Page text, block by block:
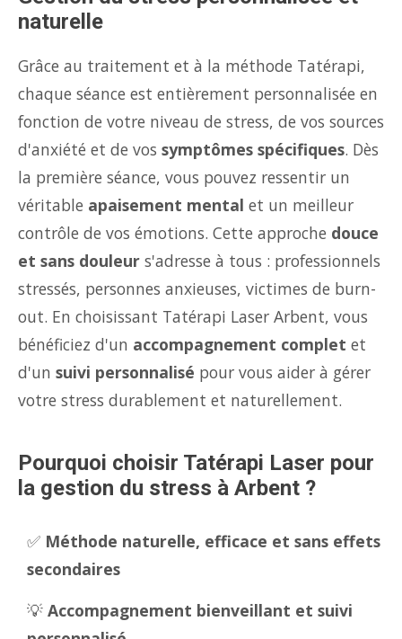
naturelle
Grâce au traitement et à la méthode Tatérapi,
chaque séance est entièrement personnalisée en
fonction de votre niveau de stress, de vos sources
d'anxiété et de vos symptômes spécifiques. Dès
la première séance, vous pouvez ressentir un
véritable apaisement mental et un meilleur
contrôle de vos émotions. Cette approche douce
et sans douleur s'adresse à tous : professionnels
stressés, personnes anxieuses, victimes de burn-
out. En choisissant Tatérapi Laser Arbent, vous
bénéficiez d'un accompagnement complet et
d'un suivi personnalisé pour vous aider à gérer
votre stress durablement et naturellement.
Pourquoi choisir Tatérapi Laser pour
la gestion du stress à Arbent ?
✅ Méthode naturelle, efficace et sans effets
secondaires
💡 Accompagnement bienveillant et suivi